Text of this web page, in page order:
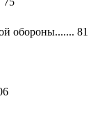
обороны....... 81